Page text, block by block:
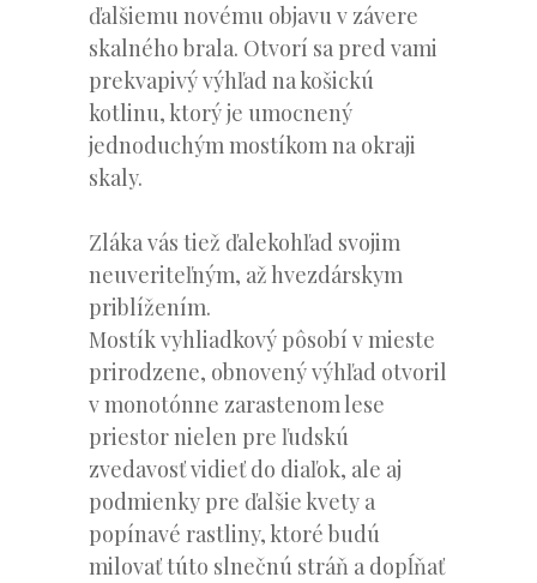
ďalšiemu novému objavu v závere
skalného brala. Otvorí sa pred vami
prekvapivý výhľad na košickú
kotlinu, ktorý je umocnený
jednoduchým mostíkom na okraji
skaly.
Zláka vás tiež ďalekohľad svojim
neuveriteľným, až hvezdárskym
priblížením.
Mostík vyhliadkový pôsobí v mieste
prirodzene, obnovený výhľad otvoril
v monotónne zarastenom lese
priestor nielen pre ľudskú
zvedavosť vidieť do diaľok, ale aj
podmienky pre ďalšie kvety a
popínavé rastliny, ktoré budú
milovať túto slnečnú stráň a dopĺňať